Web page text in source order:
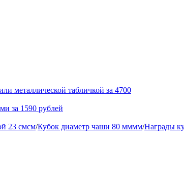
металлической табличкой за 4700
за 1590 рублей
23 смсм/Кубок диаметр чаши 80 мммм/Награды